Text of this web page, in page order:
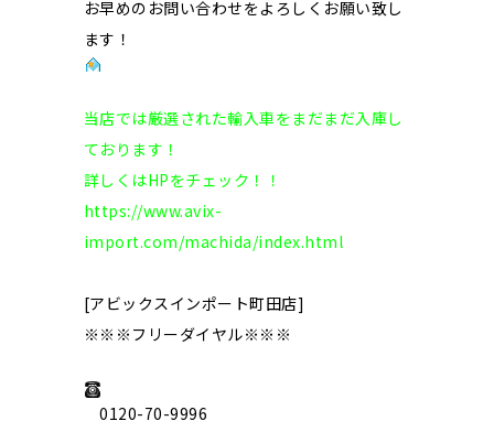
お早めのお問い合わせをよろしくお願い致し
ます！
当店では厳選された輸入車をまだまだ入庫し
ております！
詳しくはHPをチェック！！
https://www.avix-
import.com/machida/index.html
[アビックスインポート町田店]
※※※フリーダイヤル※※※
0120-70-9996